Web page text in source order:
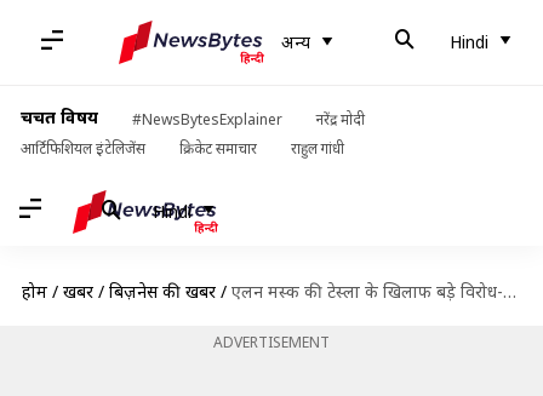
अन्य Hindi
चर्चित विषय #NewsBytesExplainer
नरेंद्र मोदी
आर्टिफिशियल इंटेलिजेंस
क्रिकेट समाचार राहुल गांधी
Hindi
होम / खबरें / बिज़नेस की खबरें / एलन मस्क की टेस्ला के खिलाफ बड़े विरोध-प्रदर्शन की तैयारी, जानिए क्या है कारण
ADVERTISEMENT